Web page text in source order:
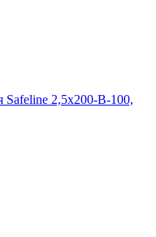
Safeline 2,5x200-В-100,